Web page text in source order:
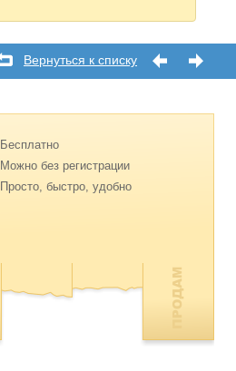
Вернуться к списку
Бесплатно
Можно без регистрации
Просто, быстро, удобно